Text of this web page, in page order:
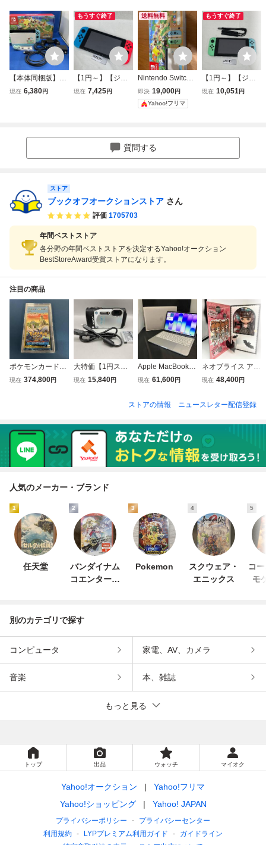
【本体同梱版】Ni
ntendo Switch あ
現在 6,380円
もうすぐ終了
【1円～】【ジャ
ンク品/通電・動作
現在 7,425円
送料無料
Nintendo Switch
あつまれ どうぶつ
の森セット 本体
同梱版
即決 19,000円
Yahoo!フリマ
もうすぐ終了
【1円～】【ジャ
ンク品/読み込み確
現在 10,051円
質問する
ストア
ブックオフオークションストア さん
評価 1705703
年間ベストストア
各分野の年間ベストストアを決定するYahoo!オークション
BestStoreAward受賞ストアになります。
注目の商品
ポケモンカードe
拡張パック 第3
現在 374,800円
大特価【1円スタ
ート】STYLUS T
メ デジタルカメラ
現在 15,840円
Apple MacBook N
eo (13-inch) MHF
現在 61,600円
ネオブライス アル
ティメットツアー
現在 48,400円
ストアの情報 ニュースレター配信登録
人気のメーカー・ブランド
1
任天堂
2
バンダイナム
コエンターテ
3
Pokemon
4
スクウェア・
エニックス
5
コ
モ
別のカテゴリで探す
コンピュータ 家電、AV、カメラ
音楽 本、雑誌
もっと見る
トップ 出品 ウォッチ マイオク
Yahoo!オークション
Yahoo!フリマ
Yahoo!ショッピング
Yahoo! JAPAN
プライバシーポリシー
プライバシーセンター
利用規約
LYPプレミアム利用ガイド
ガイドライン